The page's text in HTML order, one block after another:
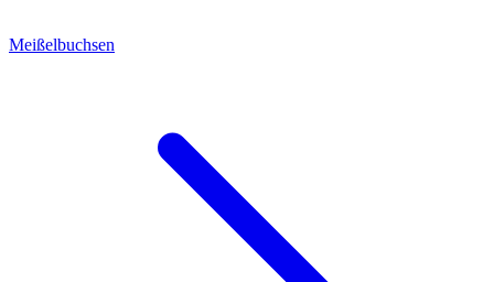
Meißelbuchsen